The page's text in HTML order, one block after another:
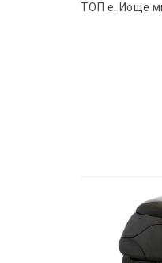
ТОП е. Иоще